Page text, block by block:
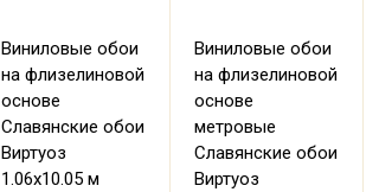
Виниловые обои
на флизелиновой
основе
Славянские обои
Виртуоз
1.06х10.05 м
Виниловые обои
на флизелиновой
основе
метровые
Славянские обои
Виртуоз